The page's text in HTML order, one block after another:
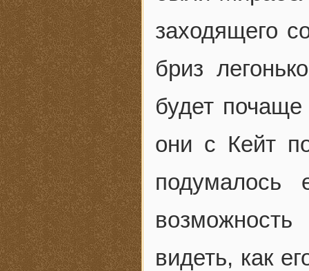
заходящего
бриз
будет почаще
они с Кейт
видеть, как